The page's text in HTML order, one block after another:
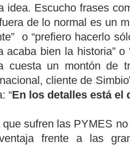
idea. Escucho frases
de lo normal es un
o “prefiero hacerlo
acaba bien la historia”
cuesta un montón de
cliente de
“En los detalles está el
sufren las PYMES
frente a las